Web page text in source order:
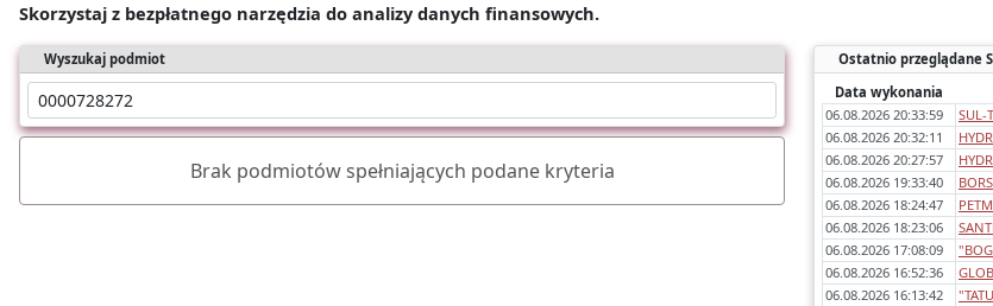
Skorzystaj z bezpłatnego narzędzia do analizy danych finansowych.
Wyszukaj podmiot
Brak podmiotów spełniających podane kryteria
Ostatnio przeglądane
Data wykonania
06.08.2026 20:33:59
SUL-
06.08.2026 20:32:11
06.08.2026 20:27:57
06.08.2026 19:33:40
06.08.2026 18:24:47
06.08.2026 18:23:06
06.08.2026 17:08:09
06.08.2026 16:52:36
06.08.2026 16:13:42